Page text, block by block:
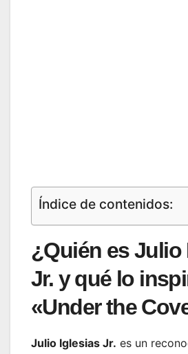
Índice de contenidos:
¿Quién es Julio
Jr. y qué lo
«Under the
Julio Iglesias Jr. es un